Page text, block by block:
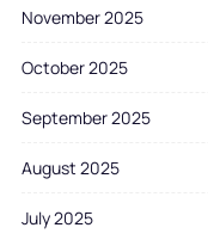
November 2025
October 2025
September 2025
August 2025
July 2025